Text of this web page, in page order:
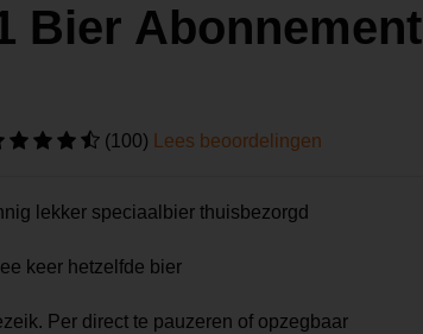
Bier Abonnement
(100) Lees beoordelingen
lekker speciaalbier thuisbezorgd
keer hetzelfde bier
Per direct te pauzeren of opzegbaar